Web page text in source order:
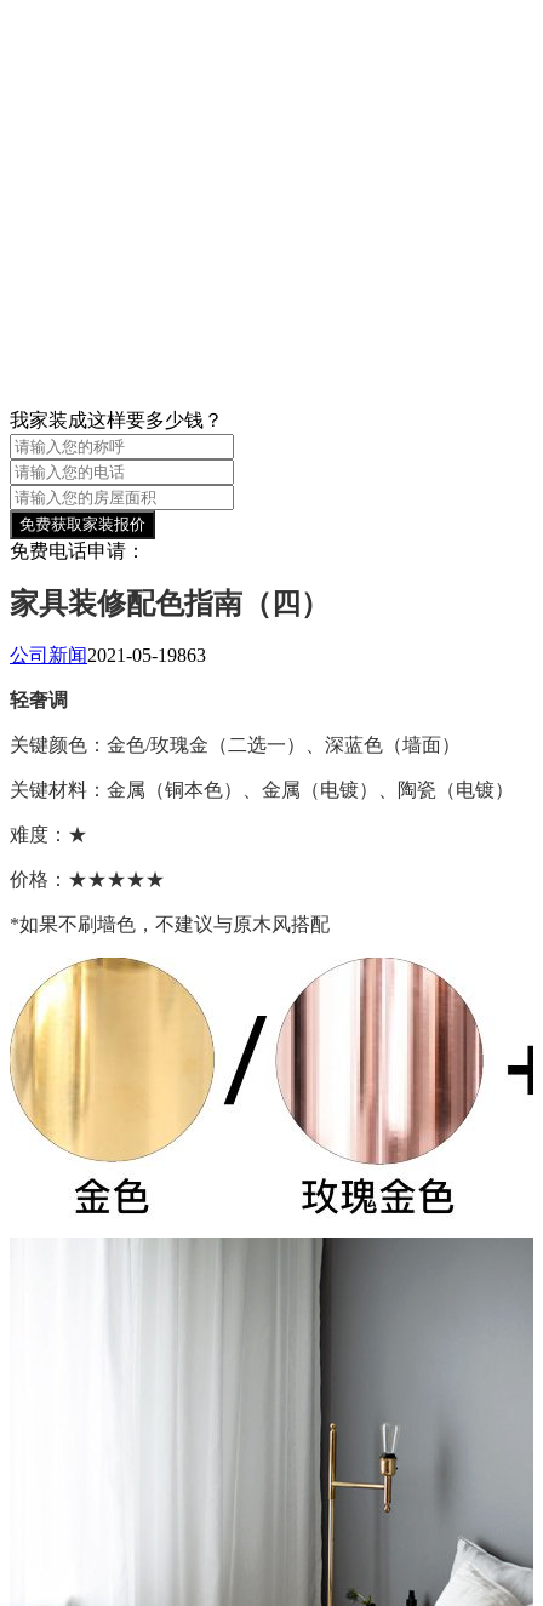
我家装成这样要多少钱？
免费电话申请：
家具装修配色指南（四）
公司新闻2021-05-19863
轻奢调
关键颜色：金色/玫瑰金（二选一）、深蓝色（墙面）
关键材料：金属（铜本色）、金属（电镀）、陶瓷（电镀）
难度：★
价格：★★★★★
*如果不刷墙色，不建议与原木风搭配